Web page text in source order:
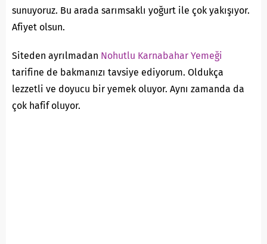
sunuyoruz. Bu arada sarımsaklı yoğurt ile çok yakışıyor.
Afiyet olsun.
Siteden ayrılmadan Nohutlu Karnabahar Yemeği
tarifine de bakmanızı tavsiye ediyorum. Oldukça
lezzetli ve doyucu bir yemek oluyor. Aynı zamanda da
çok hafif oluyor.